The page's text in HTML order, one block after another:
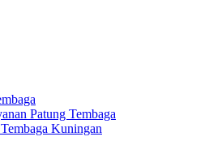
Patung Tembaga
Kuningan